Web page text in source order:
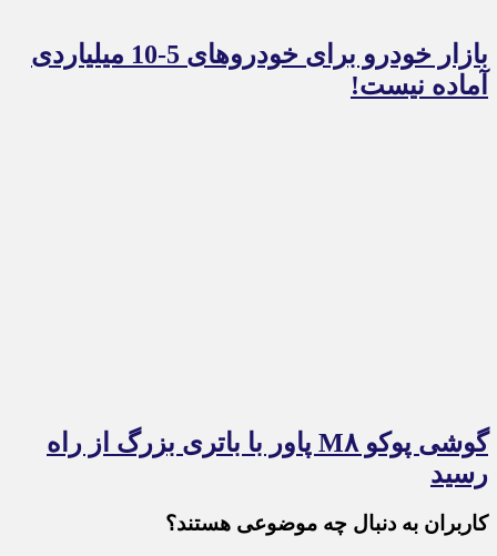
بازار خودرو برای خودروهای 5-10 میلیاردی
آماده نیست!
گوشی پوکو M۸ پاور با باتری بزرگ از راه
رسید
کاربران به دنبال چه موضوعی هستند؟